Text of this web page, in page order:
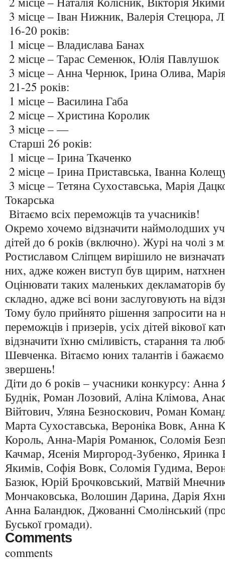
3 місце – Іван Нижник, Валерія Стецюра,
16-20 років:
1 місце – Владислава Банах
2 місце – Тарас Семенюк, Юлія Павлушок
3 місце – Анна Чернюк, Ірина Олива,
21-25 років:
1 місце – Василина Габа
2 місце – Христина Королик
3 місце – —
Старші 26 років:
1 місце – Ірина Ткаченко
2 місце – Ірина Приставська, Іванна
3 місце – Тетяна Сухоставська, Марія
Токарська
Вітаємо всіх переможців та учасників!
Окремо хочемо відзначити наймолодших
дітей до 6 років (включно). Журі на чолі з
Ростиславом Сліпцем вирішило не
них, адже кожен виступ був щирим,
Оцінювати таких маленьких декламаторів
складно, адже всі вони заслуговують на
Тому було прийнято рішення запросити на
переможців і призерів, усіх дітей вікової
відзначити їхню сміливість, старання та
Шевченка. Вітаємо юних талантів і
звершень!
Діти до 6 років – учасники конкурсу:
Буднік, Роман Лозовий, Аліна Клімова,
Війтович, Уляна Безноскович, Роман
Марта Сухоставська, Вероніка Вовк, Анна
Король, Анна-Марія Романюк, Соломія
Качмар, Ясенія Миргород-Зубенко,
Якимів, Софія Вовк, Соломія Гудима,
Базюк, Юрій Брочковський, Матвій
Мончаковська, Волошин Дарина, Дарія
Анна Баландюк, Джованні Смолінський
Буської громади).
Comments
comments